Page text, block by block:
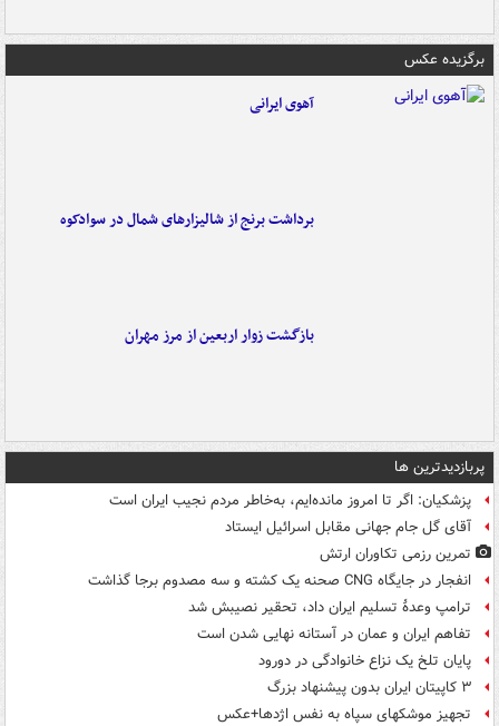
برگزیده عکس
آهوی ایرانی
برداشت برنج از شالیزارهای شمال در سوادکوه
بازگشت زوار اربعین از مرز مهران
پربازدیدترین ها
پزشکیان: اگر تا امروز مانده‌ایم، به‌خاطر مردم نجیب ایران است
آقای گل جام جهانی مقابل اسرائیل ایستاد
تمرین رزمی تکاوران ارتش
انفجار در جایگاه CNG صحنه یک کشته و سه مصدوم برجا گذاشت
ترامپ وعدۀ تسلیم ایران داد، تحقیر نصیبش شد
تفاهم ایران و عمان در آستانه نهایی شدن است
پایان تلخ یک نزاع خانوادگی در دورود
۳ کاپیتان ایران بدون پیشنهاد بزرگ
تجهیز موشکهای سپاه به نفس اژدها+عکس